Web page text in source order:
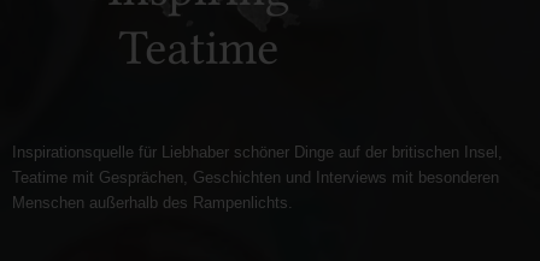
Inspirationsquelle für Liebhaber schöner Dinge auf der britischen Insel,
Teatime mit Gesprächen, Geschichten und Interviews mit besonderen
Menschen außerhalb des Rampenlichts.